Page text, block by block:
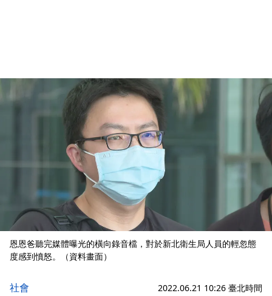
恩恩爸聽完媒體曝光的橫向錄音檔，對於新北衛生局人員的輕忽態
度感到憤怒。（資料畫面）
社會 2022.06.21 10:26 臺北時間